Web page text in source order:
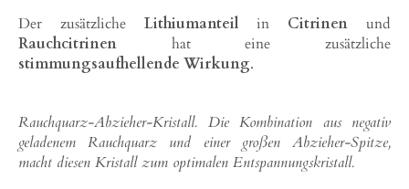
Der zusätzliche Lithiumanteilin Citrinenund
Rauchcitrinen hat eine zusätzliche
stimmungsaufhellende Wirkung.
Rauchquarz-Abzieher-Kristall. Die Kombination aus negativ
geladenem Rauchquarz und einer großen Abzieher-Spitze,
macht diesen Kristall zum optimalen Entspannungskristall.